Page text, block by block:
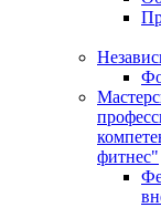
фитнес"